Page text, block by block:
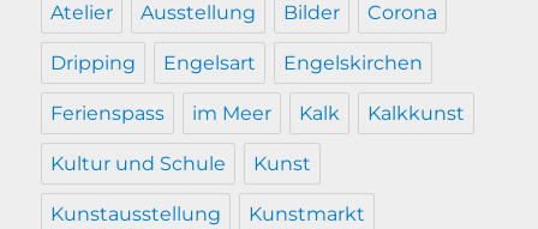
Atelier Ausstellung Bilder Corona
Dripping Engelsart Engelskirchen
Ferienspass im Meer Kalk Kalkkunst
Kultur und Schule Kunst
Kunstausstellung Kunstmarkt